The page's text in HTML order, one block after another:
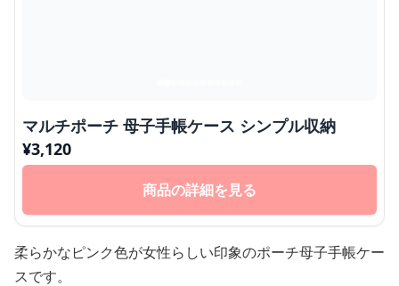
マルチポーチ 母子手帳ケース シンプル収納
¥3,120
商品の詳細を見る
柔らかなピンク色が女性らしい印象のポーチ母子手帳ケー
スです。